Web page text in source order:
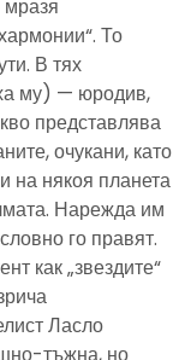
мразя
То
В тях
му) — юродив,
представлява
очукани, като
на някоя планета
Нарежда им
го правят.
как „звездите“
Ласло